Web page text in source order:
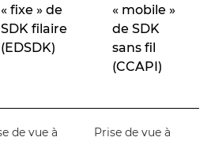
« fixe » de
SDK filaire
(EDSDK)
« mobile »
de SDK
sans fil
(CCAPI)
de vue à
Prise de vue à